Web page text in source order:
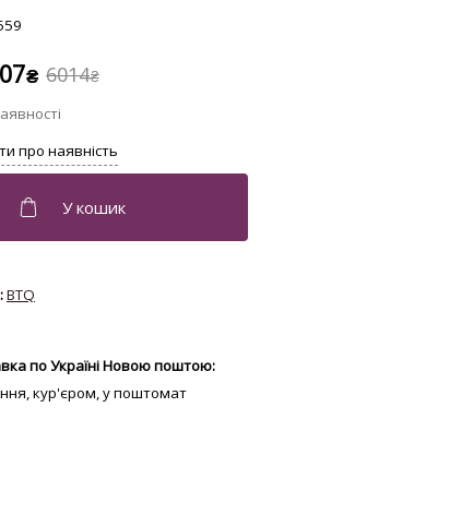
6014₴
₴
BTQ
по Україні Новою поштою:
кур'єром, у поштомат